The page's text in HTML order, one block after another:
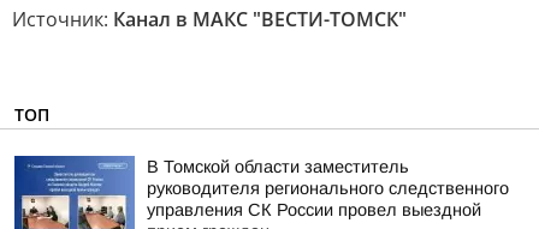
Источник: Канал в МАКС "ВЕСТИ-ТОМСК"
ТОП
В Томской области заместитель
руководителя регионального следственного
управления СК России провел выездной